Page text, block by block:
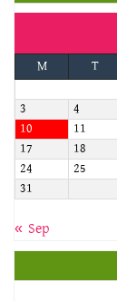
M
T
3
4
10
11
17
18
24
25
31
« Sep